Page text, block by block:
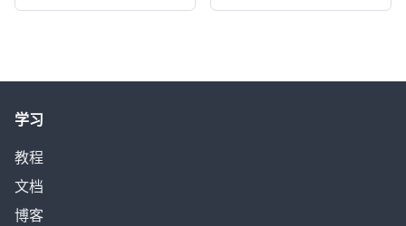
学习
教程
文档
博客